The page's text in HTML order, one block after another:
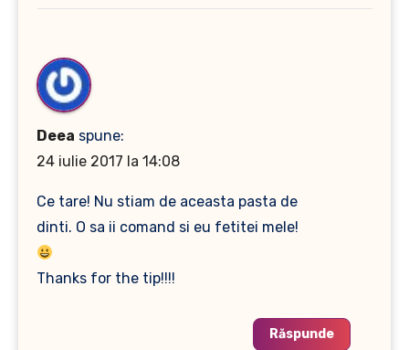
Deea spune:
24 iulie 2017 la 14:08
Ce tare! Nu stiam de aceasta pasta de
dinti. O sa ii comand si eu fetitei mele!
Thanks for the tip!!!!
Răspunde